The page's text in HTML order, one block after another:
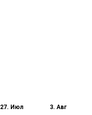
27. Июл 3. Авг